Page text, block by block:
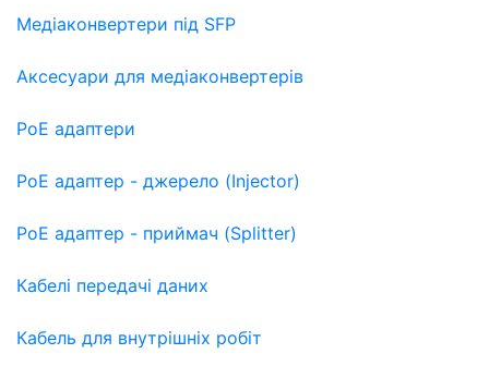
Медіаконвертери під SFP
Аксесуари для медіаконвертерів
PoE адаптери
PoE адаптер - джерело (Injector)
PoE адаптер - приймач (Splitter)
Кабелі передачі даних
Кабель для внутрішніх робіт